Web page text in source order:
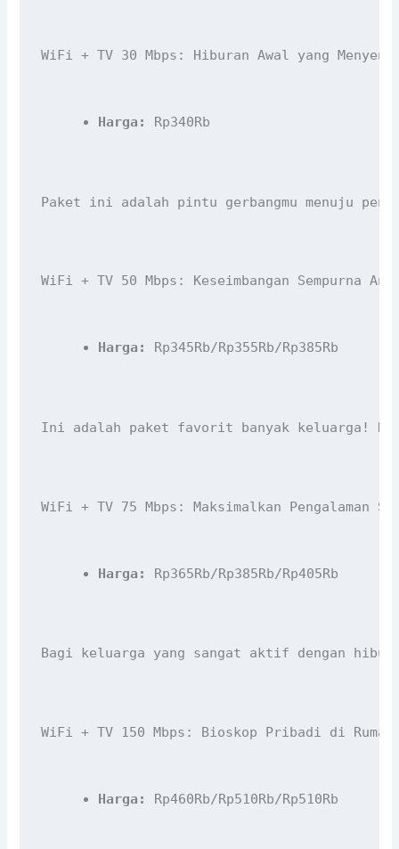
WiFi + TV 30 Mbps: Hiburan Awal yang
Harga: Rp340Rb
Paket ini adalah pintu gerbangmu menuju
WiFi + TV 50 Mbps: Keseimbangan Sempurna
Harga: Rp345Rb/Rp355Rb/Rp385Rb
Ini adalah paket favorit banyak keluarga!
WiFi + TV 75 Mbps: Maksimalkan Pengalaman
Harga: Rp365Rb/Rp385Rb/Rp405Rb
Bagi keluarga yang sangat aktif dengan
WiFi + TV 150 Mbps: Bioskop Pribadi di
Harga: Rp460Rb/Rp510Rb/Rp510Rb